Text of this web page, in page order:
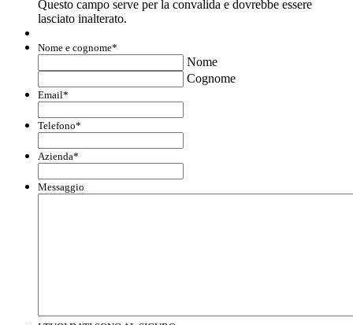
Questo campo serve per la convalida e dovrebbe essere
lasciato inalterato.
Nome e cognome*
Nome
Cognome
Email*
Telefono*
Azienda*
Messaggio